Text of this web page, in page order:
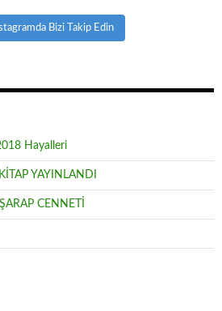
Bizi Takip Edin
Hayalleri
YAYINLANDI
CENNETİ